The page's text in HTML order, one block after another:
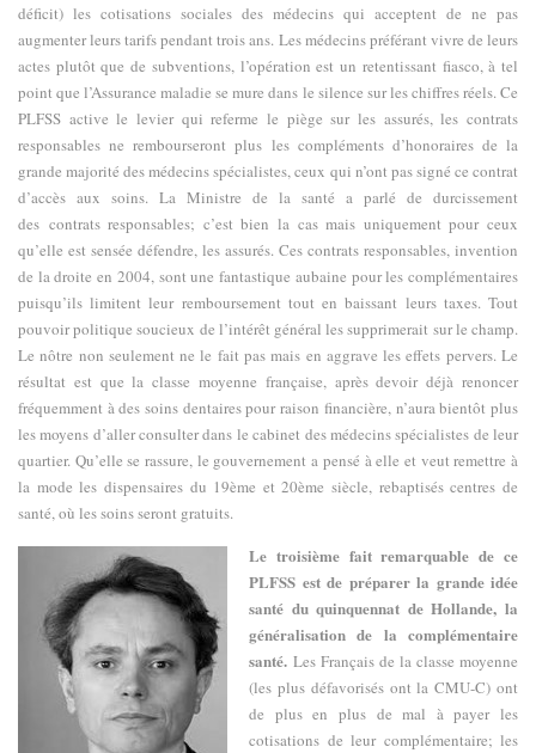
déficit) les cotisations sociales des médecins qui acceptent de ne pas
augmenter leurs tarifs pendant trois ans. Les médecins préférant vivre de leurs
actes plutôt que de subventions, l’opération est un retentissant fiasco, à tel
point que l’Assurance maladie se mure dans le silence sur les chiffres réels. Ce
PLFSS active le levier qui referme le piège sur les assurés, les contrats
responsables ne rembourseront plus les compléments d’honoraires de la
grande majorité des médecins spécialistes, ceux qui n’ont pas signé ce contrat
d’accès aux soins. La Ministre de la santé a parlé de durcissement
des contrats responsables; c’est bien la cas mais uniquement pour ceux
qu’elle est sensée défendre, les assurés. Ces contrats responsables, invention
de la droite en 2004, sont une fantastique aubaine pour les complémentaires
puisqu’ils limitent leur remboursement tout en baissant leurs taxes. Tout
pouvoir politique soucieux de l’intérêt général les supprimerait sur le champ.
Le nôtre non seulement ne le fait pas mais en aggrave les effets pervers. Le
résultat est que la classe moyenne française, après devoir déjà renoncer
fréquemment à des soins dentaires pour raison financière, n’aura bientôt plus
les moyens d’aller consulter dans le cabinet des médecins spécialistes de leur
quartier. Qu’elle se rassure, le gouvernement a pensé à elle et veut remettre à
la mode les dispensaires du 19ème et 20ème siècle, rebaptisés centres de
santé, où les soins seront gratuits.
Le troisième fait remarquable de ce
PLFSS est de préparer la grande idée
santé du quinquennat de Hollande, la
généralisation de la complémentaire
santé.Les Français de la classe moyenne
(les plus défavorisés ont la CMU-C) ont
de plus en plus de mal à payer les
cotisations de leur complémentaire; les